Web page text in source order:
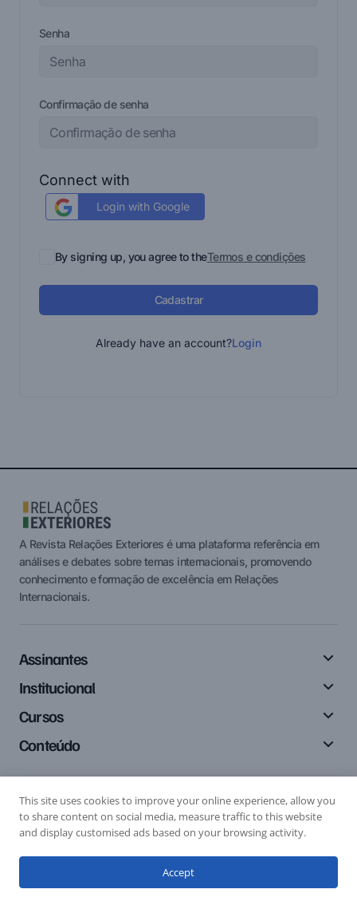
Senha
Confirmação de senha
Connect with
Login with Google
By signing up, you agree to theTermos e condições
Cadastrar
Already have an account?Login
A Revista Relações Exteriores é uma plataforma referência em
análises e debates sobre temas internacionais, promovendo
conhecimento e formação de excelência em Relações
Internacionais.
Assinantes
Institucional
Cursos
Conteúdo
Siga-nos
Submissão de Resenha
© 2024 Relações Exteriores. All Rights Reserved.
This site uses cookies to improve your online experience, allow you
to share content on social media, measure traffic to this website
and display customised ads based on your browsing activity.
Accept